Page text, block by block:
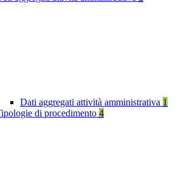
Dati aggregati attività amministrativa 1
di procedimento 4